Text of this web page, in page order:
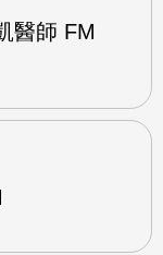
醫師 FM